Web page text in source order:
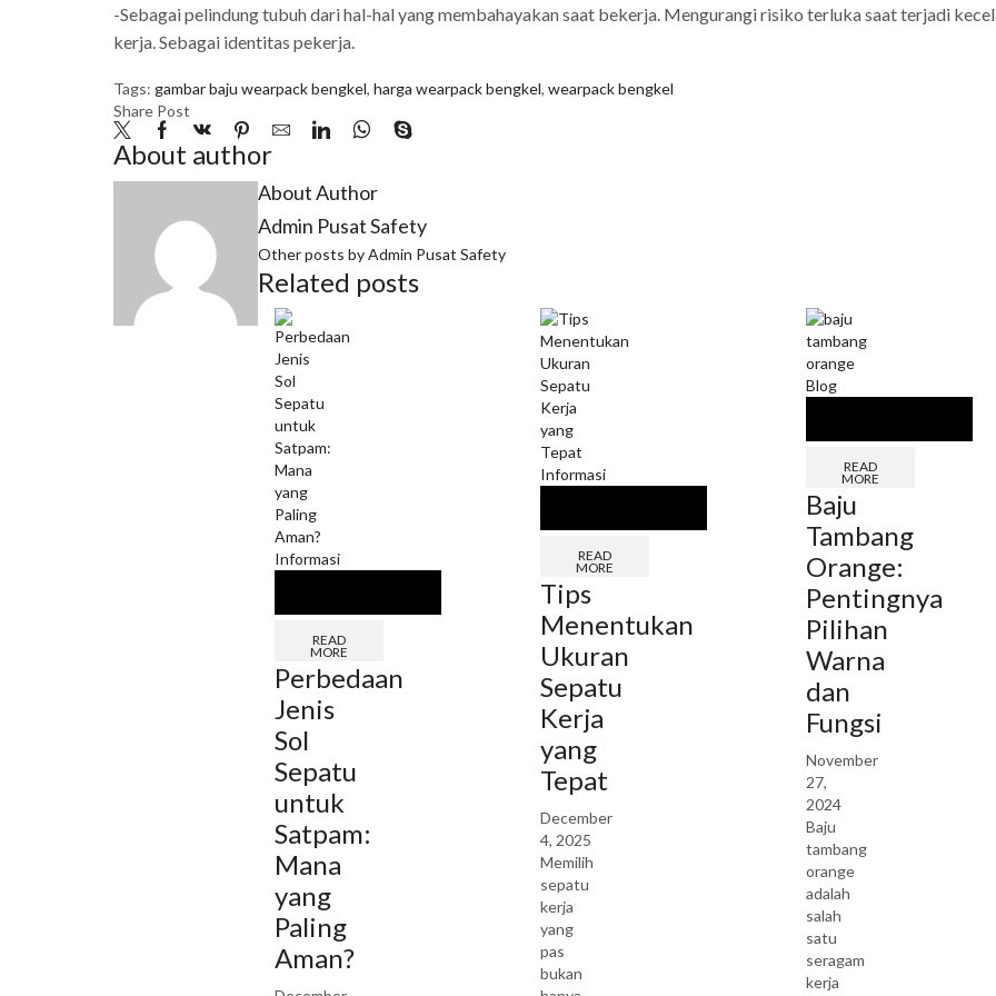
-Sebagai pelindung tubuh dari hal-hal yang membahayakan saat bekerja. Mengurangi risiko terluka saat terjadi
kerja. Sebagai identitas pekerja.
Tags: gambar baju wearpack bengkel, harga wearpack bengkel, wearpack bengkel
Share Post
About author
About Author
Admin Pusat Safety
Other posts by Admin Pusat Safety
Related posts
Informasi
READ
MORE
Perbedaan
Jenis
Sol
Sepatu
untuk
Satpam:
Mana
yang
Paling
Aman?
Informasi
READ
MORE
Tips
Menentukan
Ukuran
Sepatu
Kerja
yang
Tepat
December
4, 2025
Memilih
sepatu
kerja
yang
pas
bukan
Blog
READ
MORE
Baju
Tambang
Orange:
Pentingnya
Pilihan
Warna
dan
Fungsi
November
27,
2024
Baju
tambang
orange
adalah
salah
satu
seragam
kerja